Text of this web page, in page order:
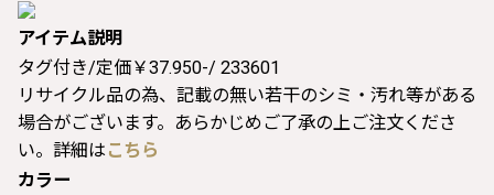
アイテム説明
タグ付き/定価￥37.950-/ 233601
リサイクル品の為、記載の無い若干のシミ・汚れ等がある
場合がございます。あらかじめご了承の上ご注文くださ
い。詳細は こちら
カラー